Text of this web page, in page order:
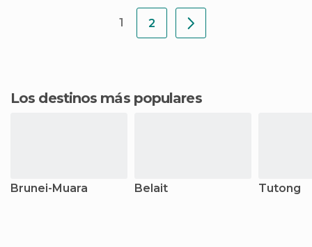
1 2
Los destinos más populares
Brunei-Muara Belait Tutong